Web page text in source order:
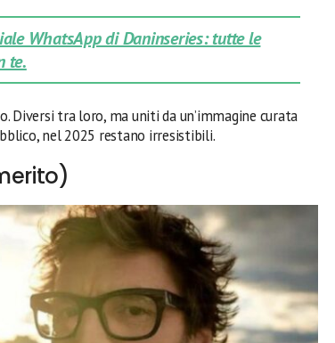
WhatsApp di Daninseries: tutte le
te.
Diversi tra loro, ma uniti da un’immagine curata
nel 2025 restano irresistibili.